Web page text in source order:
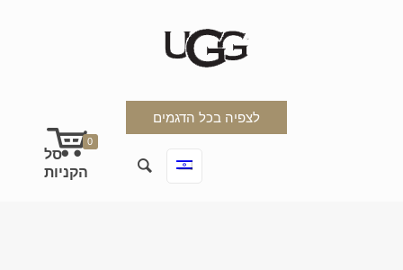
לצפיה בכל הדגמים
0